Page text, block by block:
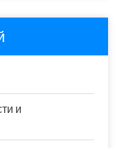
и